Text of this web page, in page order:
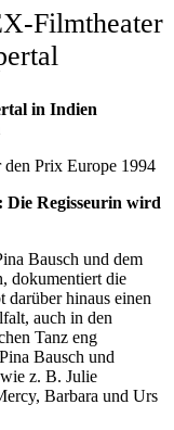
Filmtheater
in Indien
Prix Europe 1994
Regisseurin wird
Bausch und dem
dokumentiert die
darüber hinaus einen
auch in den
Tanz eng
Bausch und
z. B. Julie
Barbara und Urs